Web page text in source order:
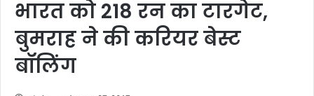
भारत को 218 रन का टारगेट,
बुमराह ने की करियर बेस्ट
बॉलिंग